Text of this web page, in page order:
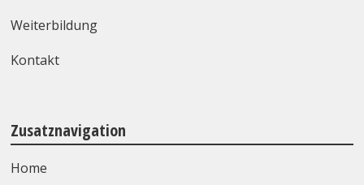
Weiterbildung
Kontakt
Zusatznavigation
Home